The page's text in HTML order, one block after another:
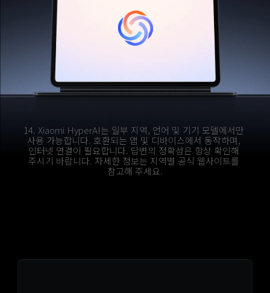
14. Xiaomi HyperAI는 일부 지역, 언어 및 기기 모델에서만
사용 가능합니다. 호환되는 앱 및 디바이스에서 동작하며,
인터넷 연결이 필요합니다. 답변의 정확성은 항상 확인해
주시기 바랍니다. 자세한 정보는 지역별 공식 웹사이트를
참고해 주세요.